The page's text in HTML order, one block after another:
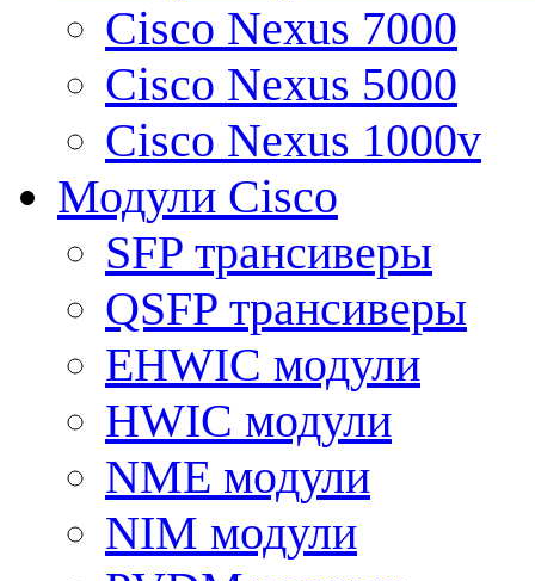
Cisco Nexus 7000
Cisco Nexus 5000
Cisco Nexus 1000v
Модули Cisco
SFP трансиверы
QSFP трансиверы
EHWIC модули
HWIC модули
NME модули
NIM модули